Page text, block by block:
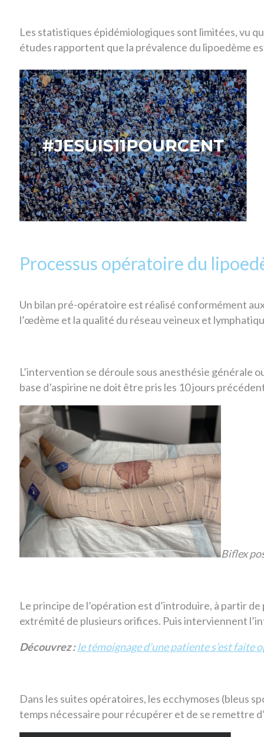
Les statistiques épidémiologiques sont limitées, vu
études rapportent que la prévalence du lipoedème
Processus opératoire du
Un bilan pré-opératoire est réalisé conformément
l’œdème et la qualité du réseau veineux et
L’intervention se déroule sous anesthésie générale
base d’aspirine ne doit être pris les 10 jours
Biflex
Le principe de l’opération est d’introduire, à partir
extrémité de plusieurs orifices. Puis interviennent
Découvrez :le témoignage d’une patiente s’est
Dans les suites opératoires, les ecchymoses (bleus
temps nécessaire pour récupérer et de se remettre